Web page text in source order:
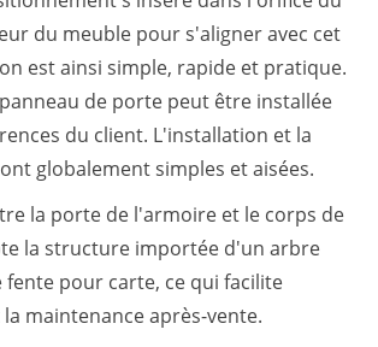
du meuble pour s'aligner avec cet
est ainsi simple, rapide et pratique.
de porte peut être installée
du client. L'installation et la
globalement simples et aisées.
la porte de l'armoire et le corps de
la structure importée d'un arbre
pour carte, ce qui facilite
maintenance après-vente.